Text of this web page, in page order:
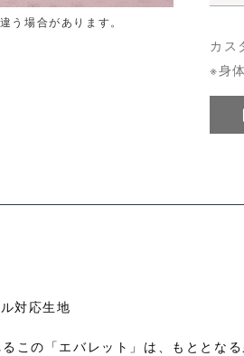
う場合があります。
カス
※身
対応生地
この「エバレット」は、もととな